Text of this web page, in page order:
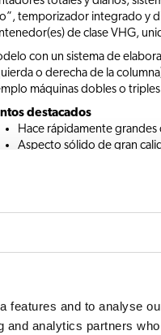
features and to analyse
analytics partners
temporizador integrado y
de clase VHG,
con un sistema de
o derecha de la
máquinas dobles o
destacados
Hace rápidamente
Aspecto sólido de gran
Equipada con señal de
Sistema de
Café con una calidad